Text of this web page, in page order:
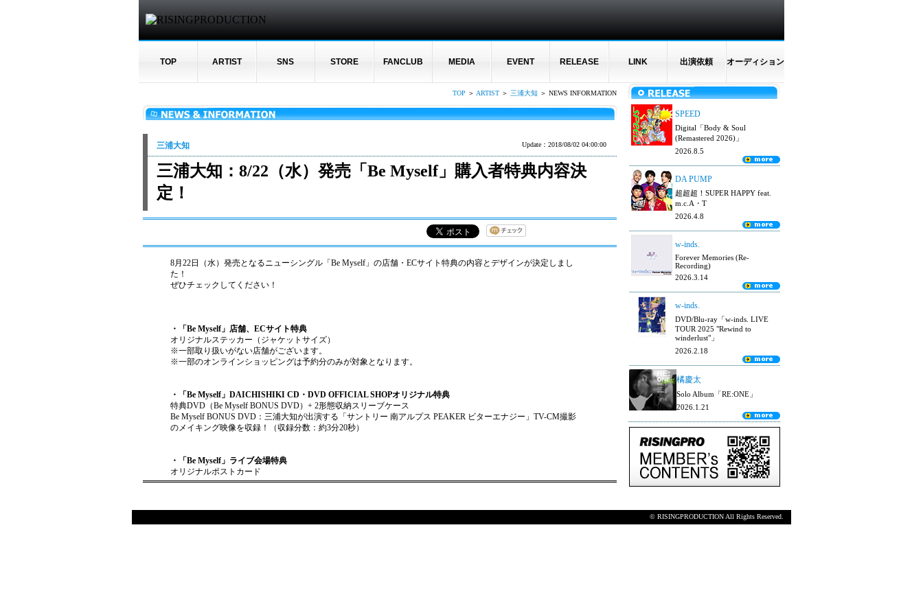
TOP ARTIST SNS STORE FANCLUB MEDIA EVENT RELEASE LINK 出演依頼 オーディション
TOP ＞ ARTIST ＞ 三浦大知 ＞ NEWS INFORMATION
三浦大知 Update：2018/08/02 04:00:00
三浦大知：8/22（水）発売「Be Myself」購入者特典内容決
定！
8月22日（水）発売となるニューシングル「Be Myself」の店舗・ECサイト特典の内容とデザインが決定しまし
た！
ぜひチェックしてください！
・「Be Myself」店舗、ECサイト特典
オリジナルステッカー（ジャケットサイズ）
※一部取り扱いがない店舗がございます。
※一部のオンラインショッピングは予約分のみが対象となります。
・「Be Myself」DAICHISHIKI CD・DVD OFFICIAL SHOPオリジナル特典
特典DVD（Be Myself BONUS DVD）+ 2形態収納スリーブケース
Be Myself BONUS DVD：三浦大知が出演する「サントリー 南アルプス PEAKER ビターエナジー」TV-CM撮影
のメイキング映像を収録！（収録分数：約3分20秒）
・「Be Myself」ライブ会場特典
オリジナルポストカード
SPEED
Digital「Body & Soul
(Remastered 2026)」
2026.8.5
DA PUMP
超超超！SUPER HAPPY feat.
m.c.A・T
2026.4.8
w-inds.
Forever Memories (Re-
Recording)
2026.3.14
w-inds.
DVD/Blu-ray「w-inds. LIVE
TOUR 2025 "Rewind to
winderlust"」
2026.2.18
橘慶太
Solo Album「RE:ONE」
2026.1.21
© RISINGPRODUCTION All Rights Reserved.